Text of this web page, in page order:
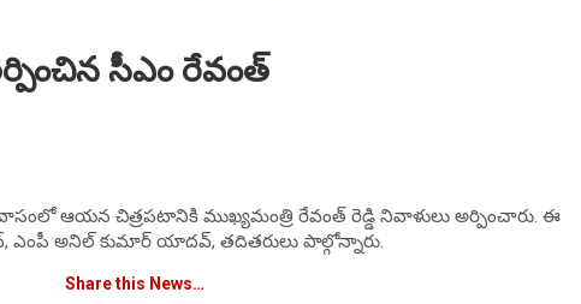
సీఎం రేవంత్
ఆయన చిత్రపటానికి ముఖ్యమంత్రి రేవంత్ రెడ్డి నివాళులు అర్పించారు. ఈ
అనిల్ కుమార్ యాదవ్, తదితరులు పాల్గోన్నారు.
Share this News…